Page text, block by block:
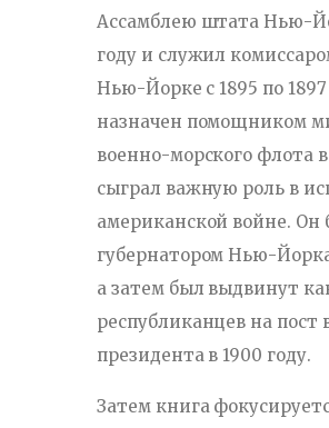
Ассамблею штата Нью-
году и служил
Нью-Йорке с 1895 по
назначен помощником
военно-морского флота в
сыграл важную роль в
американской войне. Он
губернатором Нью-Йорка
а затем был выдвинут
республиканцев на пост
президента в 1900 году.
Затем книга